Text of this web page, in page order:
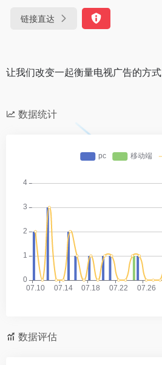
链接直达
让我们改变一起衡量电视广告的方式
数据统计
数据评估